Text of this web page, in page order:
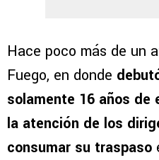
Hace poco más de un
Fuego, en donde
solamente 16 años de
la atención de los
consumar su traspaso